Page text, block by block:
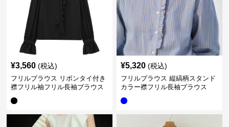
¥3,560 (税込)
フリルブラウス リボンタイ付き
襟フリル袖フリル長袖ブラウス
¥5,320 (税込)
フリルブラウス 縦縞柄スタンド
カラー襟フリル長袖ブラウス